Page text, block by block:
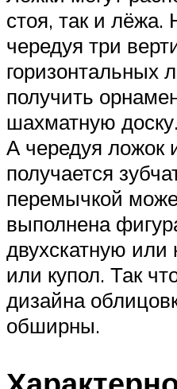
стоя, так и лёжа.
чередуя три
горизонтальных
получить
шахматную доску.
А чередуя ложок
получается
перемычкой
выполнена
двухскатную
или купол. Так
дизайна
обширны.